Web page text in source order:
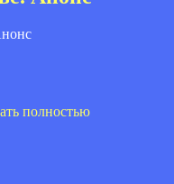
полностью